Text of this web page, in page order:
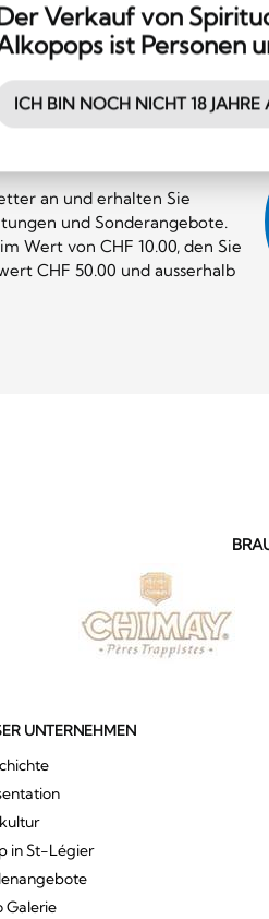
Verkauf von
ist Personen
ICH BIN NOCH NICHT 18 JAHRE
an und erhalten Sie
und Sonderangebote.
Wert von CHF 10.00, den Sie
CHF 50.00 und ausserhalb
UNTERNEHMEN
in St-Légier
Galerie